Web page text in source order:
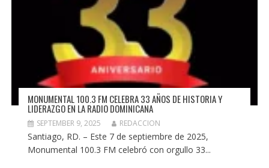
MONUMENTAL 100.3 FM CELEBRA 33 AÑOS DE HISTORIA Y
LIDERAZGO EN LA RADIO DOMINICANA
SEPTEMBER 9, 2025 REDACCION
Santiago, RD. – Este 7 de septiembre de 2025,
Monumental 100.3 FM celebró con orgullo 33...